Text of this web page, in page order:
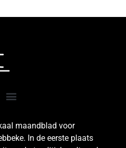
maandblad voor
In de eerste plaats